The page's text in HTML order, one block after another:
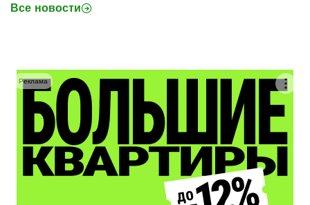
Все новости
Реклама